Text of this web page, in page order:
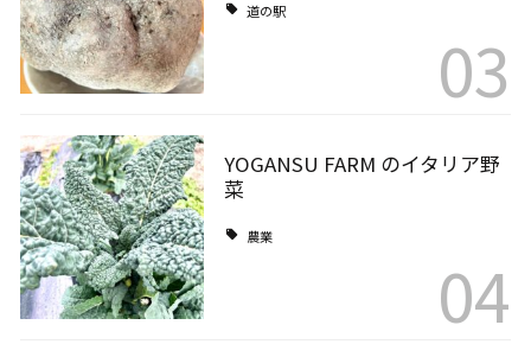
道の駅
03
YOGANSU FARM のイタリア野
菜
農業
04